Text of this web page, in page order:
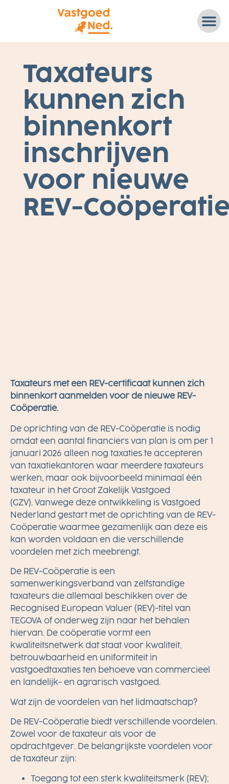
0
V
0
Taxateurs
kunnen zich
binnenkort
inschrijven
voor nieuwe
REV-
Taxateurs met een REV-certificaat kunnen zich
binnenkort aanmelden voor de nieuwe REV-
Coöperatie.
De oprichting van de REV-Coöperatie is nodig
omdat een aantal financiers van plan is om per 1
januari 2026 alleen nog taxaties te accepteren
van taxatiekantoren waar meerdere taxateurs
werken, maar ook bijvoorbeeld minimaal één
taxateur in het Groot Zakelijk Vastgoed
(GZV). Vanwege deze ontwikkeling is Vastgoed
Nederland gestart met de oprichting van de REV-
Coöperatie waarmee gezamenlijk aan deze eis
kan worden voldaan en die verschillende
voordelen met zich meebrengt.
De REV-Coöperatie is een
samenwerkingsverband van zelfstandige
taxateurs die allemaal beschikken over de
Recognised European Valuer (REV)-titel van
TEGOVA of onderweg zijn naar het behalen
hiervan. De coöperatie vormt een
kwaliteitsnetwerk dat staat voor kwaliteit,
betrouwbaarheid en uniformiteit in
vastgoedtaxaties ten behoeve van commercieel
en landelijk- en agrarisch vastgoed.
Wat zijn de voordelen van het lidmaatschap?
De REV-Coöperatie biedt verschillende voordelen.
Zowel voor de taxateur als voor de
opdrachtgever. De belangrijkste voordelen voor
de taxateur zijn:
Toegang tot een sterk kwaliteitsmerk (REV);